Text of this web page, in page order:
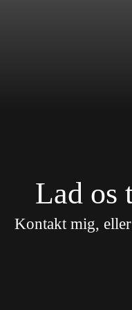
Lad os
Kontakt mig,